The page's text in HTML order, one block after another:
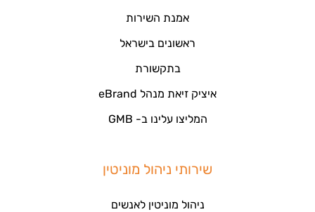
אמנת השירות
ראשונים בישראל
בתקשורת
איציק זיאת מנהל eBrand
המליצו עלינו ב- GMB
שירותי ניהול מוניטין
ניהול מוניטין לאנשים